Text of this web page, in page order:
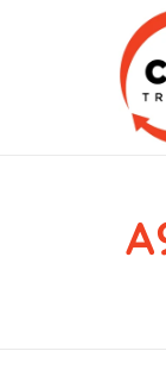
CYP Trading
Professionelle Ersatzteilbeschaffung